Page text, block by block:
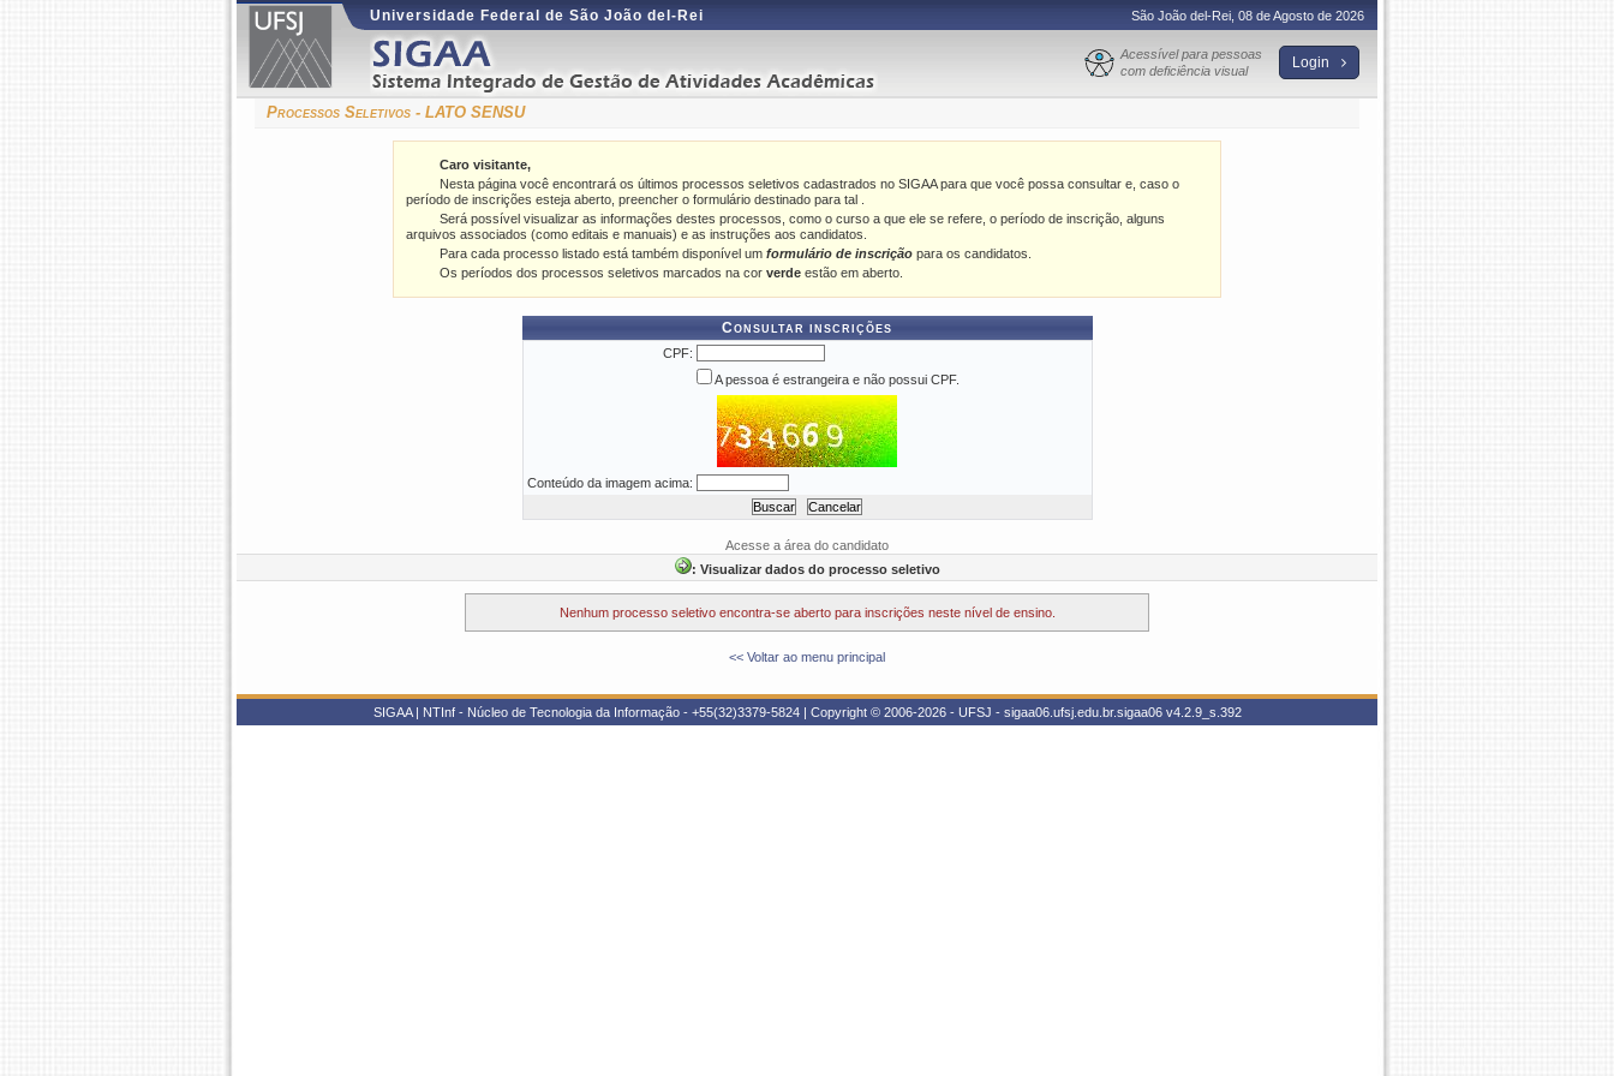
Universidade Federal de São João del-Rei São João del-Rei, 08 de Agosto de 2026
Acessível para pessoas
com deficiência visual
Login
Processos Seletivos - LATO SENSU
Caro visitante,
Nesta página você encontrará os últimos processos seletivos cadastrados no SIGAA para que você possa consultar e, caso o
período de inscrições esteja aberto, preencher o formulário destinado para tal .
Será possível visualizar as informações destes processos, como o curso a que ele se refere, o período de inscrição, alguns
arquivos associados (como editais e manuais) e as instruções aos candidatos.
Para cada processo listado está também disponível um formulário de inscrição para os candidatos.
Os períodos dos processos seletivos marcados na cor verde estão em aberto.
Consultar inscrições
CPF:
A pessoa é estrangeira e não possui CPF.
Conteúdo da imagem acima:
Acesse a área do candidato
: Visualizar dados do processo seletivo
Nenhum processo seletivo encontra-se aberto para inscrições neste nível de ensino.
<< Voltar ao menu principal
SIGAA | NTInf - Núcleo de Tecnologia da Informação - +55(32)3379-5824 | Copyright © 2006-2026 - UFSJ - sigaa06.ufsj.edu.br.sigaa06 v4.2.9_s.392